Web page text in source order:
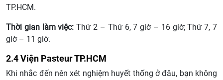
TP.HCM.
Thời gian làm việc: Thứ 2 – Thứ 6, 7 giờ – 16 giờ; Thứ 7, 7
giờ – 11 giờ.
2.4 Viện Pasteur TP.HCM
Khi nhắc đến nên xét nghiệm huyết thống ở đâu, bạn không